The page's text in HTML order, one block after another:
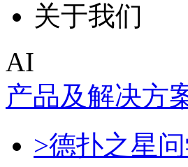
关于我们
AI
产品及解决方
>德扑之星